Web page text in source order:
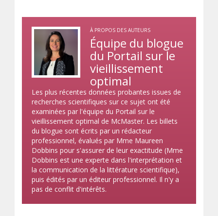
À PROPOS DES AUTEURS
Équipe du blogue
du Portail sur le
vieillissement
optimal
Les plus récentes données probantes issues de
recherches scientifiques sur ce sujet ont été
examinées par l'équipe du Portail sur le
vieillissement optimal de McMaster. Les billets
du blogue sont écrits par un rédacteur
professionnel, évalués par Mme Maureen
Dobbins pour s'assurer de leur exactitude (Mme
Dobbins est une experte dans l'interprétation et
la communication de la littérature scientifique),
puis édités par un éditeur professionnel. Il n'y a
pas de conflit d'intérêts.